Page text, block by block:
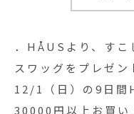
お早めにご来店く
のインスタはこち
．HÅUSより、すこ
スワッグをプレゼ
12/1（日）の9日間
30000円以上お買い